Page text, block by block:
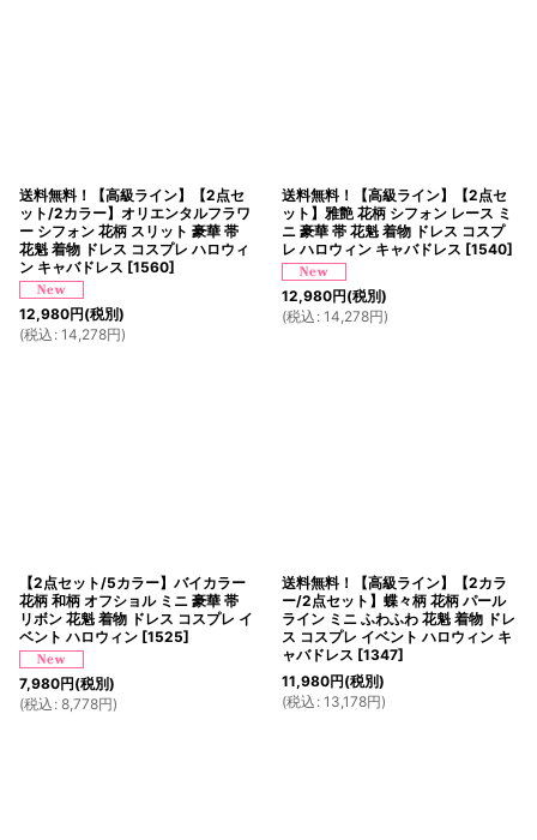
送料無料！【高級ライン】【2点セ
ット/2カラー】オリエンタルフラワ
ー シフォン 花柄 スリット 豪華 帯
花魁 着物 ドレス コスプレ ハロウィ
ン キャバドレス [1560]
12,980円(税別)
(税込 : 14,278円)
送料無料！【高級ライン】【2点セ
ット】雅艶 花柄 シフォン レース ミ
ニ 豪華 帯 花魁 着物 ドレス コスプ
レ ハロウィン キャバドレス [1540]
12,980円(税別)
(税込 : 14,278円)
【2点セット/5カラー】バイカラー
花柄 和柄 オフショル ミニ 豪華 帯
リボン 花魁 着物 ドレス コスプレ イ
ベント ハロウィン [1525]
7,980円(税別)
(税込 : 8,778円)
送料無料！【高級ライン】【2カラ
ー/2点セット】蝶々柄 花柄 パール
ライン ミニ ふわふわ 花魁 着物 ドレ
ス コスプレ イベント ハロウィン キ
ャバドレス [1347]
11,980円(税別)
(税込 : 13,178円)